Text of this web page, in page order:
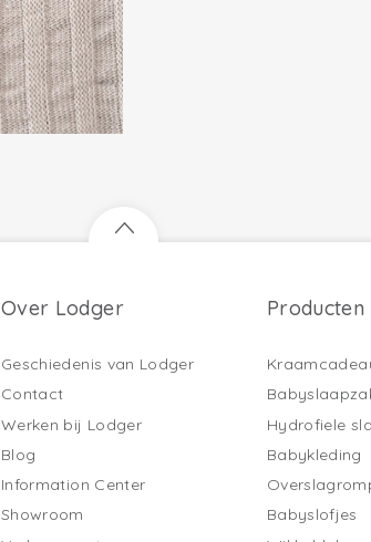
Over Lodger
Geschiedenis van Lodger
Contact
Werken bij Lodger
Blog
Information Center
Showroom
Producten
Hydrofiele
Babykleding
Babyslofjes